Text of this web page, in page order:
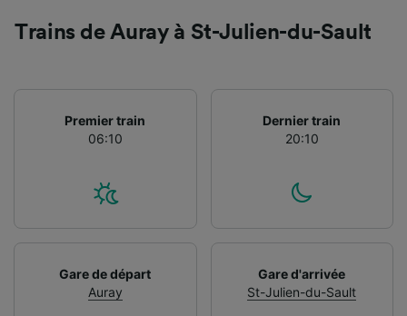
Trains de Auray à St-Julien-du-Sault
Premier train
06:10
Dernier train
20:10
Gare de départ
Auray
Gare d'arrivée
St-Julien-du-Sault